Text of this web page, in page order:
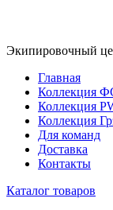
Экипировочный
Главная
Коллекция
Коллекция
Коллекция
Для команд
Доставка
Контакты
Каталог товаров